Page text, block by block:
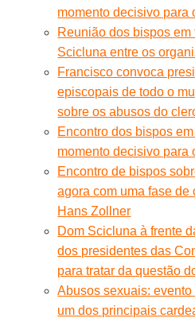
momento decisivo para
Reunião dos bispos
Scicluna entre os
Francisco convoca
episcopais de todo o
sobre os abusos do
Encontro dos bispos
momento decisivo para
Encontro de bispos
agora com uma fase
Hans Zollner
Dom Scicluna à frente
dos presidentes das
para tratar da questão
Abusos sexuais:
um dos principais